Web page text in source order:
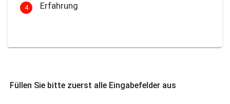
4 Erfahrung
Füllen Sie bitte zuerst alle Eingabefelder aus